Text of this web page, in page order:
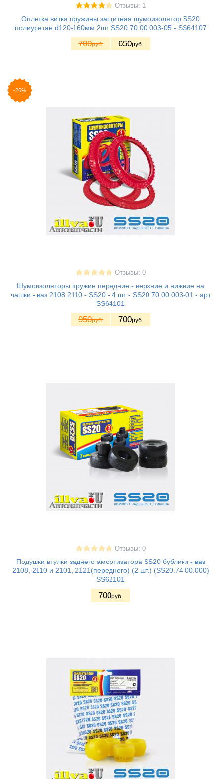
Отзывы: 1
Оплетка витка пружины защитная шумоизолятор SS20
полиуретан d120-160мм 2шт SS20.70.00.003-05 - SS64107
700руб. 650руб.
-26%
Отзывы: 0
Шумоизоляторы пружин передние - верхние и нижние на
чашки - ваз 2108 2110 - SS20 - 4 шт - SS20.70.00.003-01 - арт
SS64101
950руб. 700руб.
Отзывы: 0
Подушки втулки заднего амортизатора SS20 бублики - ваз
2108, 2110 и 2101, 2121(переднего) (2 шт.) (SS20.74.00.000)
SS62101
700руб.